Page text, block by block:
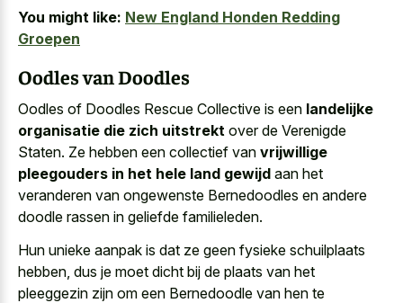
You might like: New England Honden Redding
Groepen
Oodles van Doodles
Oodles of Doodles Rescue Collective is een landelijke
organisatie die zich uitstrekt over de Verenigde
Staten. Ze hebben een collectief van vrijwillige
pleegouders in het hele land gewijd aan het
veranderen van ongewenste Bernedoodles en andere
doodle rassen in geliefde familieleden.
Hun unieke aanpak is dat ze geen fysieke schuilplaats
hebben, dus je moet dicht bij de plaats van het
pleeggezin zijn om een Bernedoodle van hen te